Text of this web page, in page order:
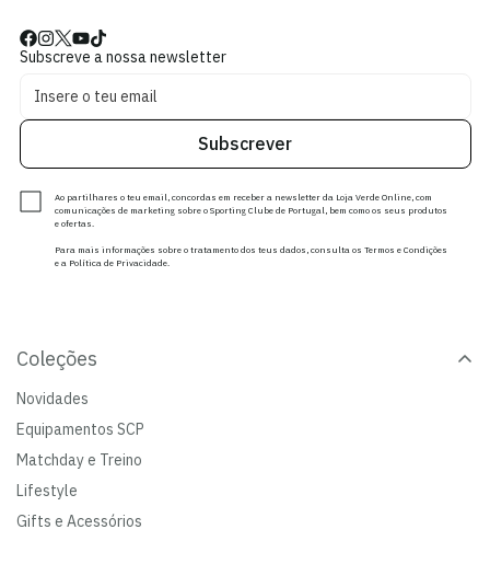
Subscreve a nossa newsletter
Subscrever
Ao partilhares o teu email, concordas em receber a newsletter da Loja Verde Online, com
comunicações de marketing sobre o Sporting Clube de Portugal, bem como os seus produtos
e ofertas.
Para mais informações sobre o tratamento dos teus dados, consulta os Termos e Condições
e a Política de Privacidade.
Coleções
Novidades
Equipamentos SCP
Matchday e Treino
Lifestyle
Gifts e Acessórios